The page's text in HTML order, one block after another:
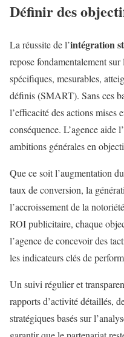
Définir des
La réussite de l’intégration
repose fondamentalement
spécifiques, mesurables,
définis (SMART). Sans ces
l’efficacité des actions mises
conséquence. L’agence aide
ambitions générales en
Que ce soit l’augmentation
taux de conversion, la
l’accroissement de la
ROI publicitaire, chaque
l’agence de concevoir des
les indicateurs clés de
Un suivi régulier et
rapports d’activité détaillés,
stratégiques basés sur